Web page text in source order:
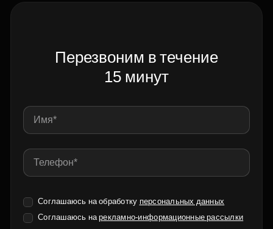
Перезвоним в течение
15 минут
Соглашаюсь на обработку персональных данных
Соглашаюсь нарекламно-информационные рассылки